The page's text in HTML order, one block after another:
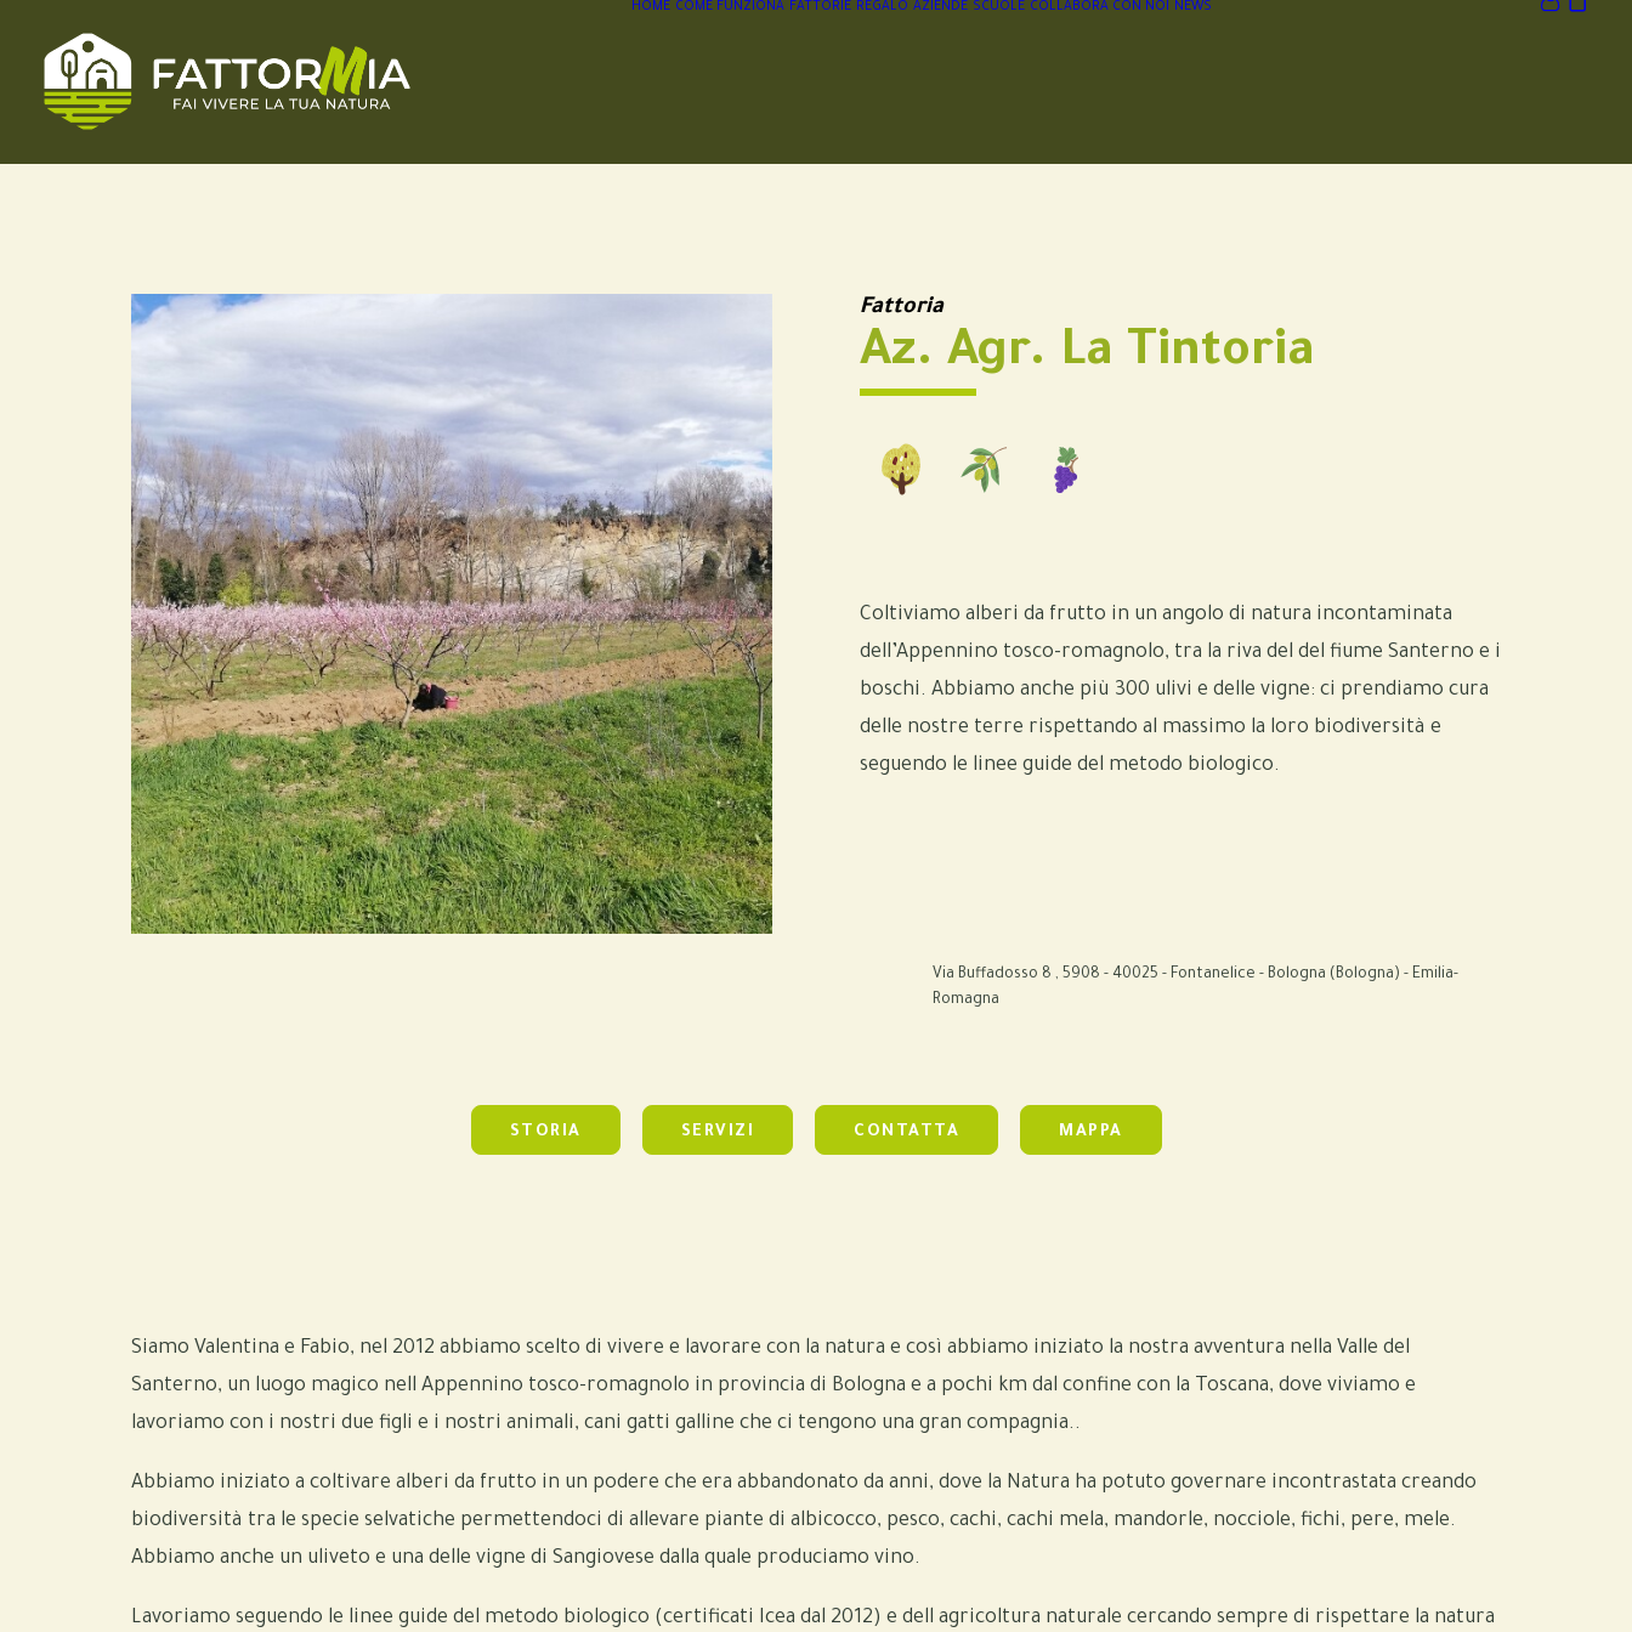
HOME COME FUNZIONA FATTORIE REGALO AZIENDE SCUOLE COLLABORA CON NOI NEWS
Fattoria
Az. Agr. La Tintoria
Coltiviamo alberi da frutto in un angolo di natura incontaminata
dell’Appennino tosco-romagnolo, tra la riva del del fiume Santerno e i
boschi. Abbiamo anche più 300 ulivi e delle vigne: ci prendiamo cura
delle nostre terre rispettando al massimo la loro biodiversità e
seguendo le linee guide del metodo biologico.
Via Buffadosso 8 , 5908 - 40025 - Fontanelice - Bologna (Bologna) - Emilia-
Romagna
STORIA SERVIZI CONTATTA MAPPA
Siamo Valentina e Fabio, nel 2012 abbiamo scelto di vivere e lavorare con la natura e così abbiamo iniziato la nostra avventura nella Valle del
Santerno, un luogo magico nell Appennino tosco-romagnolo in provincia di Bologna e a pochi km dal confine con la Toscana, dove viviamo e
lavoriamo con i nostri due figli e i nostri animali, cani gatti galline che ci tengono una gran compagnia..
Abbiamo iniziato a coltivare alberi da frutto in un podere che era abbandonato da anni, dove la Natura ha potuto governare incontrastata creando
biodiversità tra le specie selvatiche permettendoci di allevare piante di albicocco, pesco, cachi, cachi mela, mandorle, nocciole, fichi, pere, mele.
Abbiamo anche un uliveto e una delle vigne di Sangiovese dalla quale produciamo vino.
Lavoriamo seguendo le linee guide del metodo biologico (certificati Icea dal 2012) e dell agricoltura naturale cercando sempre di rispettare la natura